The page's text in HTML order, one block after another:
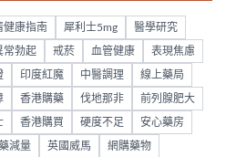
健康指南 犀利士5mg 醫學研究
常勃起 戒菸 血管健康 表現焦慮
印度紅魔 中醫調理 線上藥局
香港購藥 伐地那非 前列腺肥大
香港購買 硬度不足 安心藥房
減量 英國威馬 網購藥物